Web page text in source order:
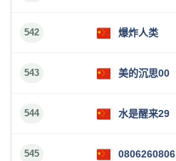
542 爆炸人类
543 美的沉思00
544 水是醒来29
545 0806260806